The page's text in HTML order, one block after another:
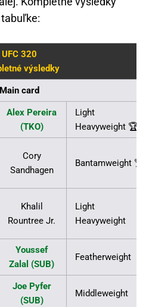
UFC 320
výsledky
Main card
Alex Pereira
(TKO)
Light
Heavyweight 🏆
Cory
Sandhagen
Bantamweight 🏆
Khalil
Rountree Jr.
Light
Heavyweight
Youssef
Zalal (SUB)
Featherweight
Joe Pyfer
(SUB)
Middleweight